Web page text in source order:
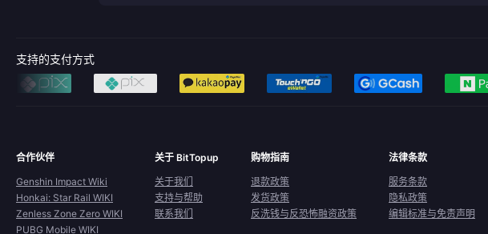
支持的支付方式
合作伙伴
Genshin Impact Wiki
Honkai: Star Rail WIKI
Zenless Zone Zero WIKI
PUBG Mobile WIKI
关于 BitTopup
关于我们
支持与帮助
联系我们
购物指南
退款政策
发货政策
反洗钱与反恐怖融资政策
法律条款
服务条款
隐私政策
编辑标准与免责声明